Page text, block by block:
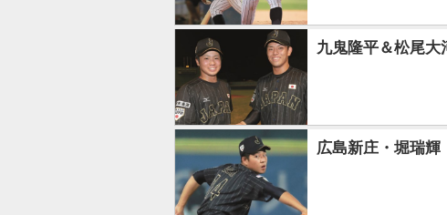
九鬼隆平＆松尾
広島新庄・堀瑞